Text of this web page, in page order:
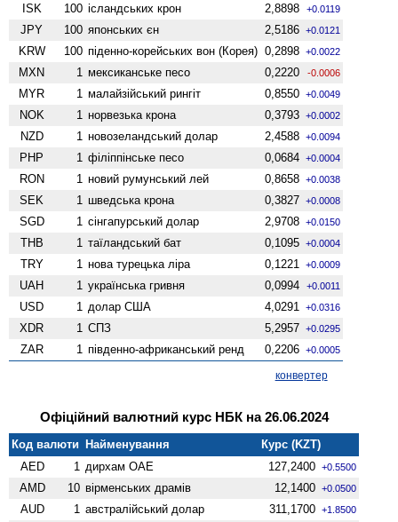
ISK 100 ісландських крон 2,8898 +0.0119
JPY 100 японських єн 2,5186 +0.0121
KRW 100 піденно-корейських вон (Корея) 0,2898 +0.0022
MXN 1 мексиканське песо 0,2220 -0.0006
MYR 1 малайзійський рингіт 0,8550 +0.0049
NOK 1 норвезька крона 0,3793 +0.0002
NZD 1 ново­зеландський долар 2,4588 +0.0094
PHP 1 філіппінське песо 0,0684 +0.0004
RON 1 новий румунський лей 0,8658 +0.0038
SEK 1 шведська крона 0,3827 +0.0008
SGD 1 сінгапурський долар 2,9708 +0.0150
THB 1 таїландський бат 0,1095 +0.0004
TRY 1 нова турецька ліра 0,1221 +0.0009
UAH 1 українська гривня 0,0994 +0.0011
USD 1 долар США 4,0291 +0.0316
XDR 1 СПЗ 5,2957 +0.0295
ZAR 1 південно-африканський ренд 0,2206 +0.0005
конвертер
Офіційний валютний курс НБК на 26.06.2024
Код валюти Найменування
Курс (KZT)
AED
1 дирхам ОАЕ 127,2400 +0.5500
AMD 10 вiрменських драмів 12,1400 +0.0500
AUD 1 австралійський долар 311,1700 +1.8500